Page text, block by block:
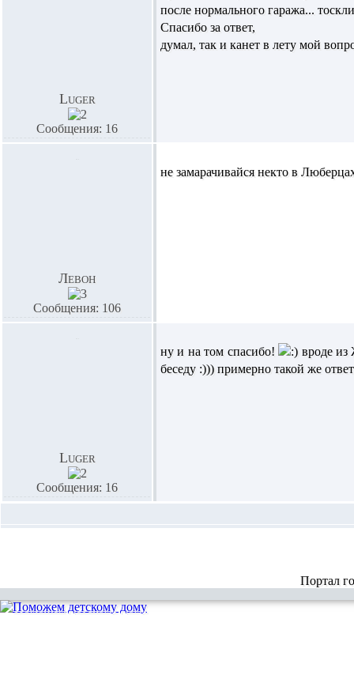
Luger
Сообщения: 16
после нормального гаража...
Спасибо за ответ,
думал, так и канет в лету мой
Левон
Сообщения: 106
не замарачивайся некто в
Luger
Сообщения: 16
ну и на том спасибо!
вроде из
беседу :))) примерно такой же
Портал